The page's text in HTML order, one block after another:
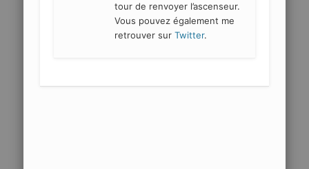
tour de renvoyer l’ascenseur.
Vous pouvez également me
retrouver surTwitter.